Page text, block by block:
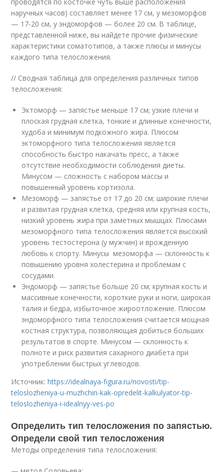
наручных часов) составляет менее 17 см, у мезоморфов
— 17-20 см, у эндоморфов — более 20 см. В таблице,
представленной ниже, вы найдете прочие физические
характеристики соматотипов, а также плюсы и минусы
каждого типа телосложения.
// Сводная таблица для определения различных типов
телосложения:
Эктоморф — запястье меньше 17 см; узкие плечи и
плоская грудная клетка, тонкие и длинные конечности,
худоба и минимум подкожного жира. Плюсом
эктоморфного типа телосложения является
способность быстро накачать пресс, а также
отсутствие необходимости соблюдения диеты.
Минусом — сложность с набором массы и
повышенный уровень кортизола.
Мезоморф — запястье от 17 до 20 см; широкие плечи
и развитая грудная клетка, средняя или крупная кость,
низкий уровень жира при заметных мышцах. Плюсами
мезоморфного типа телосложения является высокий
уровень тестостерона (у мужчин) и врожденную
любовь к спорту. Минусы мезоморфа — склонность к
повышению уровня холестерина и проблемам с
сосудами.
Эндоморф — запястье больше 20 см; крупная кость и
массивные конечности, короткие руки и ноги, широкая
талия и бедра, избыточное жироотложение. Плюсом
эндоморфного типа телосложения считается мощная
костная структура, позволяющая добиться больших
результатов в спорте. Минусом — склонность к
полноте и риск развития сахарного диабета при
употреблении быстрых углеводов.
Источник:https://idealnaya-figura.ru/novosti/tip-
teloslozheniya-u-muzhchin-kak-opredelit-kalkulyator-tip-
teloslozheniya-i-idealnyy-ves-po
Определить тип телосложения по запястью.
Определи свой тип телосложения
Методы определения типа телосложения: